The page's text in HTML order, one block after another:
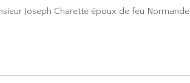
Joseph Charette époux de feu Normande